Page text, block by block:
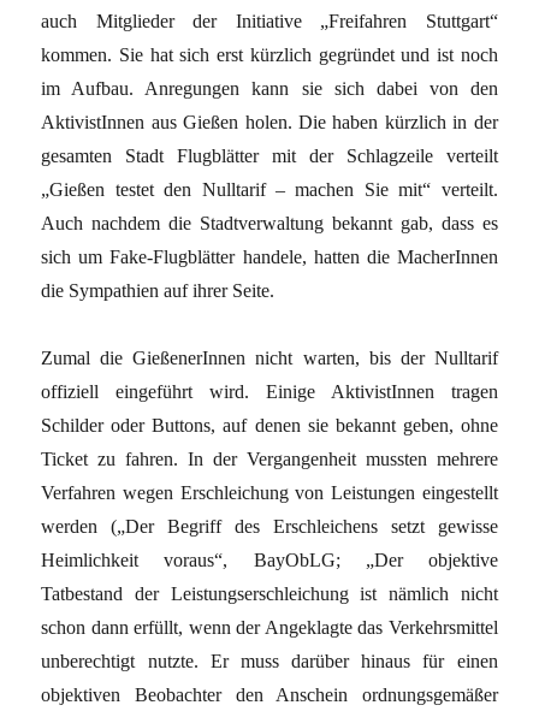
auch Mitglieder der Initiative „Freifahren Stuttgart“
kommen. Sie hat sich erst kürzlich gegründet und ist noch
im Aufbau. Anregungen kann sie sich dabei von den
AktivistInnen aus Gießen holen. Die haben kürzlich in der
gesamten Stadt Flugblätter mit der Schlagzeile verteilt
„Gießen testet den Nulltarif – machen Sie mit“ verteilt.
Auch nachdem die Stadtverwaltung bekannt gab, dass es
sich um Fake-Flugblätter handele, hatten die MacherInnen
die Sympathien auf ihrer Seite.
Zumal die GießenerInnen nicht warten, bis der Nulltarif
offiziell eingeführt wird. Einige AktivistInnen tragen
Schilder oder Buttons, auf denen sie bekannt geben, ohne
Ticket zu fahren. In der Vergangenheit mussten mehrere
Verfahren wegen Erschleichung von Leistungen eingestellt
werden („Der Begriff des Erschleichens setzt gewisse
Heimlichkeit voraus“, BayObLG; „Der objektive
Tatbestand der Leistungserschleichung ist nämlich nicht
schon dann erfüllt, wenn der Angeklagte das Verkehrsmittel
unberechtigt nutzte. Er muss darüber hinaus für einen
objektiven Beobachter den Anschein ordnungsgemäßer